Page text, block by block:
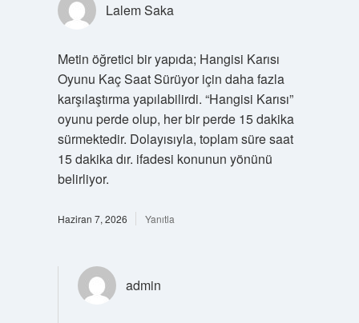
Lalem Saka
Metin öğretici bir yapıda; Hangisi Karısı
Oyunu Kaç Saat Sürüyor için daha fazla
karşılaştırma yapılabilirdi. “Hangisi Karısı”
oyunu perde olup, her bir perde 15 dakika
sürmektedir. Dolayısıyla, toplam süre saat
15 dakika dır. ifadesi konunun yönünü
belirliyor.
Haziran 7, 2026 Yanıtla
admin